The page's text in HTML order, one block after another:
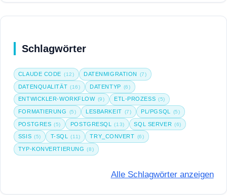
Schlagwörter
CLAUDE CODE (12) DATENMIGRATION (7)
DATENQUALITÄT (16) DATENTYP (6)
ENTWICKLER-WORKFLOW (9) ETL-PROZESS (5)
FORMATIERUNG (5) LESBARKEIT (7) PL/PGSQL (5)
POSTGRES (5) POSTGRESQL (13) SQL SERVER (6)
SSIS (5) T-SQL (11) TRY_CONVERT (6)
TYP-KONVERTIERUNG (8)
Alle Schlagwörter anzeigen